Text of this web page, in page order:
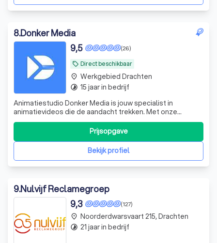
8.Donker Media
local_offer Direct beschikbaar
(26)
9,5
Animatiestudio Donker Media is jouw specialist in
animatievideos die de aandacht trekken. Met onze
animatie studio in Eindhoven verrassen we met creatieve
concepten die precies vertellen wat jij wilt overbrengen.
Dat doen we met een klein team van ervaren experts
vanuit Eindhoven, voor opdrachtgever
Bekijk profiel
Prijsopgave
place Werkgebied Drachten
timelapse 15 jaar in bedrijf
9.Nulvijf Reclamegroep
(127)
9,3
place Noorderdwarsvaart 215, Drachten
timelapse 21 jaar in bedrijf